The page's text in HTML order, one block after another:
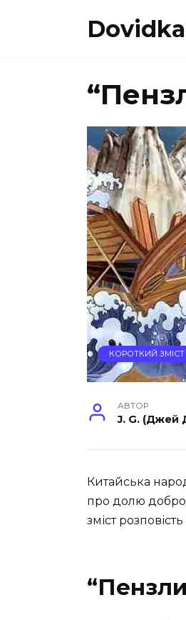
КОРОТКИЙ ЗМІСТ
АВТОР
J. G. (Джей
Китайська
про долю
зміст